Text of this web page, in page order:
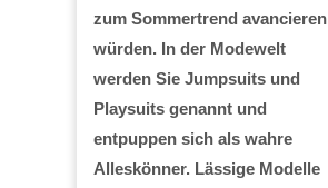
zum Sommertrend avancieren
würden. In der Modewelt
werden Sie Jumpsuits und
Playsuits genannt und
entpuppen sich als wahre
Alleskönner. Lässige Modelle